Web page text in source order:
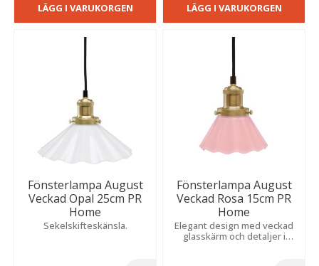
LÄGG I VARUKORGEN LÄGG I VARUKORGEN
Fönsterlampa August
Veckad Opal 25cm PR
Home
Sekelskifteskänsla.
Fönsterlampa August
Veckad Rosa 15cm PR
Home
Elegant design med veckad
glasskärm och detaljer i